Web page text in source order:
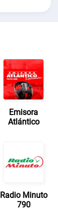
Emisora
Atlántico
Radio Minuto
790